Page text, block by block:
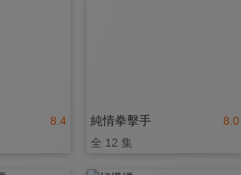
8.4 8.0
純情拳擊手
全 12 集